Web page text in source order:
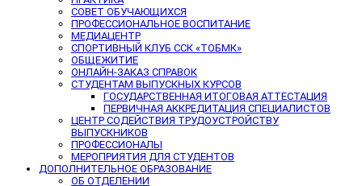
СОВЕТ ОБУЧАЮЩИХСЯ
ПРОФЕССИОНАЛЬНОЕ ВОСПИТАНИЕ
МЕДИАЦЕНТР
СПОРТИВНЫЙ КЛУБ ССК «ТОБМК»
ОБЩЕЖИТИЕ
ОНЛАЙН-ЗАКАЗ СПРАВОК
СТУДЕНТАМ ВЫПУСКНЫХ КУРСОВ
ГОСУДАРСТВЕННАЯ ИТОГОВАЯ АТТЕСТАЦИЯ
ПЕРВИЧНАЯ АККРЕДИТАЦИЯ СПЕЦИАЛИСТОВ
ЦЕНТР СОДЕЙСТВИЯ ТРУДОУСТРОЙСТВУ
ВЫПУСКНИКОВ
ПРОФЕССИОНАЛЫ
МЕРОПРИЯТИЯ ДЛЯ СТУДЕНТОВ
ДОПОЛНИТЕЛЬНОЕ ОБРАЗОВАНИЕ
ОБ ОТДЕЛЕНИИ